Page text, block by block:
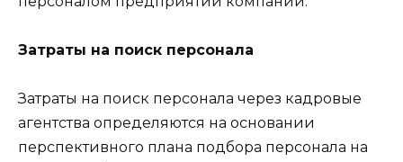
Затраты на поиск персонала
Затраты на поиск персонала через кадровые
агентства определяются на основании
перспективного плана подбора персонала на